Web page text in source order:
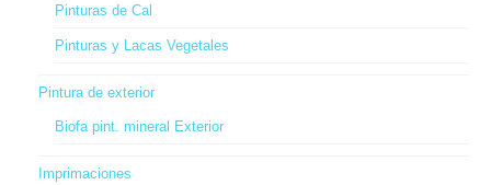
Pinturas de Cal
Pinturas y Lacas Vegetales
Pintura de exterior
Biofa pint. mineral Exterior
Imprimaciones